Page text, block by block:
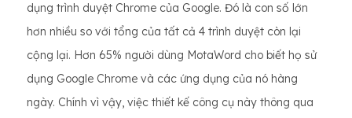
dụng trình duyệt Chrome của Google. Đó là con số lớn
hơn nhiều so với tổng của tất cả 4 trình duyệt còn lại
cộng lại. Hơn 65% người dùng MotaWord cho biết họ sử
dụng Google Chrome và các ứng dụng của nó hàng
ngày. Chính vì vậy, việc thiết kế công cụ này thông qua